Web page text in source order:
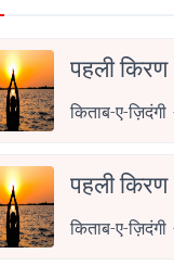
पहली किरण
किताब-ए-ज़िदंगी
पहली किरण
किताब-ए-ज़िदंगी